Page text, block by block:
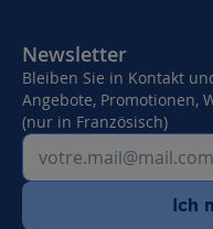
Newsletter
Bleiben Sie in Kontakt
Angebote, Promotionen,
(nur in Französisch)
Ich